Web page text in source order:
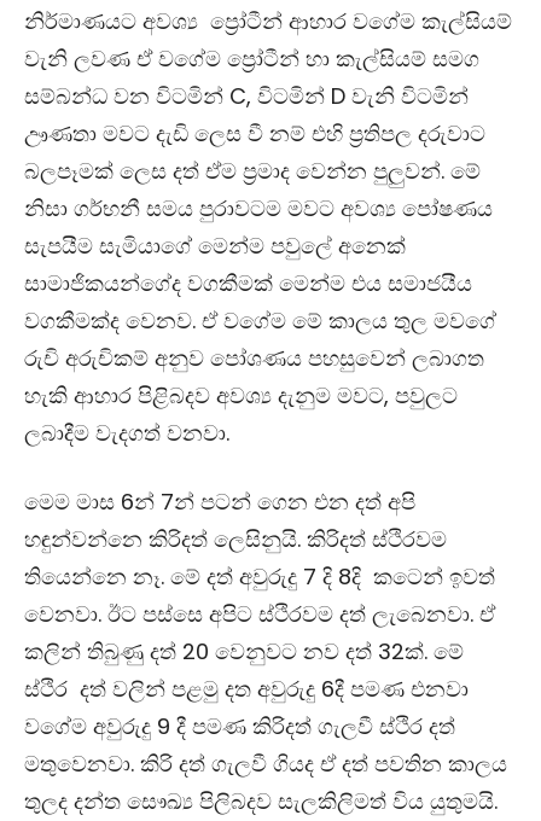
නිර්මාණයට අවශ්‍ය ප්‍රෝටීන් ආහාර වගේම කැල්සියම්
වැනි ලවණ ඒ වගේම ප්‍රෝටීන් හා කැල්සියම් සමග
සම්බන්ධ වන විටමින් C, විටමින් D වැනි විටමින්
ඌණතා මවට දැඩි ලෙස වී නම් එහි ප්‍රතිපල දරුවාට
බලපෑමක් ලෙස දත් ඒම ප්‍රමාද වෙන්න පුලුවන්. මේ
නිසා ගර්භනී සමය පුරාවටම මවට අවශ්‍ය පෝෂණය
සැපයීම සැමියාගේ මෙන්ම පවුලේ අනෙක්
සාමාජිකයන්ගේද වගකීමක් මෙන්ම එය සමාජයීය
වගකීමක්ද වෙනව. ඒ වගේම මේ කාලය තුල මවගේ
රුචි අරුචිකම් අනුව පෝශණය පහසුවෙන් ලබාගත
හැකි ආහාර පිළිබදව අවශ්‍ය දැනුම මවට, පවුලට
ලබාදීම වැදගත් වනවා.
මෙම මාස 6න් 7න් පටන් ගෙන එන දත් අපි
හඳුන්වන්නෙ කිරිදත් ලෙසිනුයි. කිරිදත් ස්ථිරවම
තියෙන්නෙ නෑ. මේ දත් අවුරුදු 7 දි 8දි කටෙන් ඉවත්
වෙනවා. ඊට පස්සෙ අපිට ස්ථිරවම දත් ලැබෙනවා. ඒ
කලින් තිබුණු දත් 20 වෙනුවට නව දත් 32ක්. මේ
ස්ථිර දත් වලින් පළමු දත අවුරුදු 6දී පමණ එනවා
වගේම අවුරුදු 9 දී පමණ කිරිදත් ගැලවී ස්ථිර දත්
මතුවෙනවා. කිරි දත් ගැලවී ගියද ඒ දත් පවතින කාලය
තුලද දන්ත සෞඛ්‍ය පිලිබදව සැලකිලිමත් විය යුතුමයි.